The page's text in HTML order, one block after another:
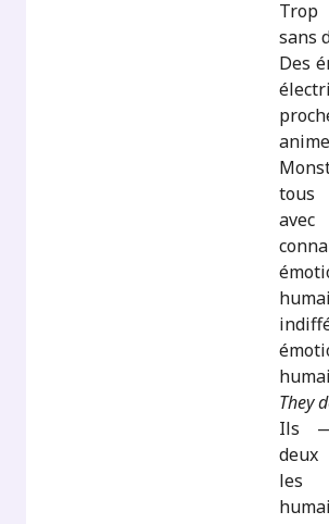
sans
Des
They
Ils
les